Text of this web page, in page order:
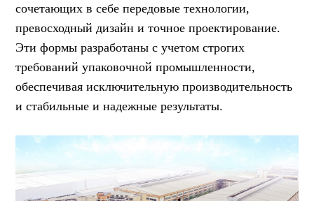
сочетающих в себе передовые технологии,
превосходный дизайн и точное проектирование.
Эти формы разработаны с учетом строгих
требований упаковочной промышленности,
обеспечивая исключительную производительность
и стабильные и надежные результаты.